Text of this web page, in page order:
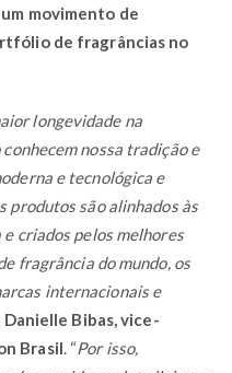
movimento de
de fragrâncias no
longevidade na
nossa tradição e
e tecnológica e
produtos são alinhados às
criados pelos melhores
fragrância do mundo, os
internacionais e
Danielle Bibas, vice-
Brasil . “Por isso,